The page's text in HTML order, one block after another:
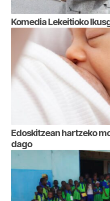
Komedia Lekeitioko
Edoskitzean hartzeko
dago